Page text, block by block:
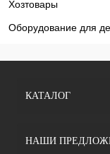
Хозтовары
Оборудование для
КАТАЛОГ
НАШИ